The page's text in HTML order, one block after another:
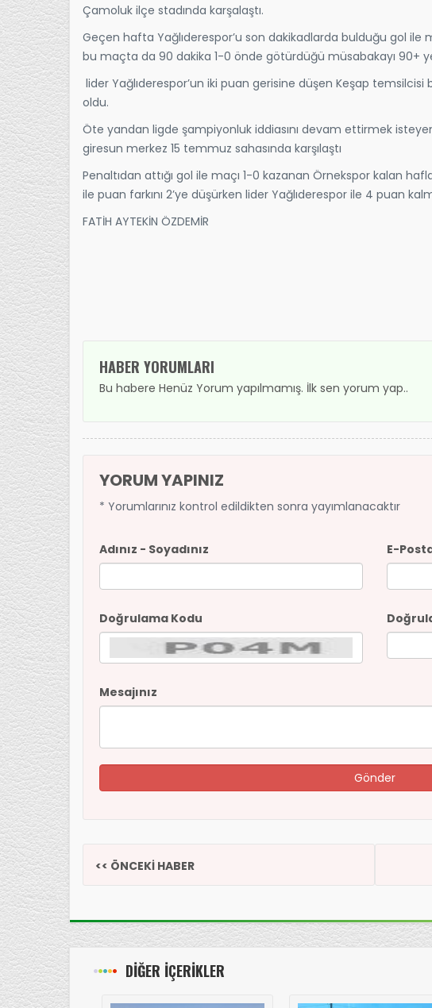
Çamoluk ilçe stadında karşalaştı.
Geçen hafta Yağlıderespor’u son dakikadlarda bulduğu gol
bu maçta da 90 dakika 1-0 önde götürdüğü müsabakayı 90+
lider Yağlıderespor’un iki puan gerisine düşen Keşap
oldu.
Öte yandan ligde şampiyonluk iddiasını devam ettirmek
giresun merkez 15 temmuz sahasında karşılaştı
Penaltıdan attığı gol ile maçı 1-0 kazanan Örnekspor kalan
ile puan farkını 2’ye düşürken lider Yağlıderespor ile 4 puan
FATİH AYTEKİN ÖZDEMİR
HABER YORUMLARI
Bu habere Henüz Yorum yapılmamış. İlk sen yorum yap..
YORUM YAPINIZ
* Yorumlarınız kontrol edildikten sonra yayımlanacaktır
Adınız - Soyadınız E-
Doğrulama Kodu
Mesajınız
<< ÖNCEKİ HABER
DİĞER İÇERİKLER